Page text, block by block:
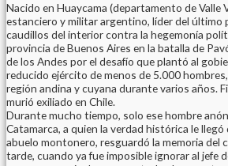
Nacido en Huaycama (departamento de Valle
estanciero y militar argentino, líder del último
caudillos del interior contra la hegemonía
provincia de Buenos Aires en la batalla de
de los Andes por el desafío que plantó al
reducido ejército de menos de 5.000
región andina y cuyana durante varios años.
murió exiliado en Chile.
Durante mucho tiempo, solo ese hombre
Catamarca, a quien la verdad histórica le
abuelo montonero, resguardó la memoria del
tarde, cuando ya fue imposible ignorar al jefe